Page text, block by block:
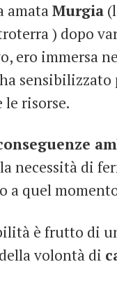
amataMurgia
) dopo
ero immersa
le risorse.
necessità di
a quel
è frutto di
volontà di